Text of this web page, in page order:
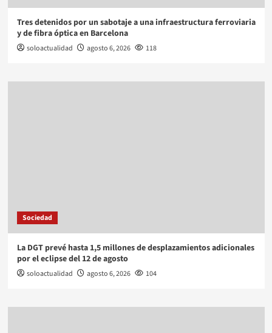
Tres detenidos por un sabotaje a una infraestructura ferroviaria
y de fibra óptica en Barcelona
soloactualidad agosto 6, 2026 118
Sociedad
La DGT prevé hasta 1,5 millones de desplazamientos adicionales
por el eclipse del 12 de agosto
soloactualidad agosto 6, 2026 104